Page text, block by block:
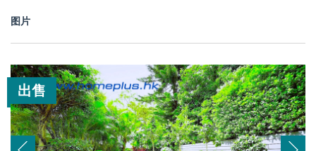
图片
出售